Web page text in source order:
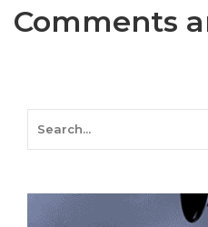
Comments